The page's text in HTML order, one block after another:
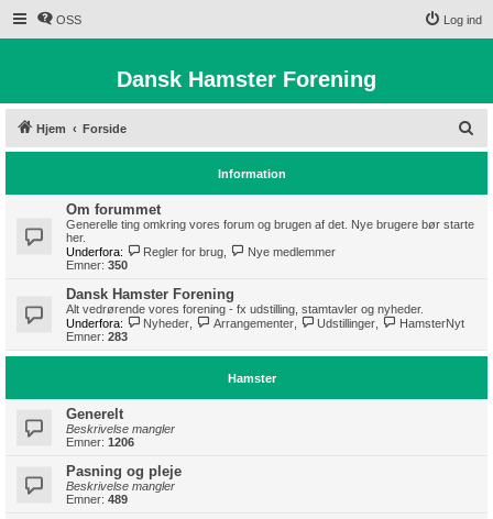
OSS Log ind
Dansk Hamster Forening
Hjem Forside
ø
Information
Om forummet
Generelle ting omkring vores forum og brugen af det. Nye brugere bør starte
her.
Underfora:
Regler for brug
Nye medlemmer
Emner: 350
Dansk Hamster Forening
Alt vedrørende vores forening - fx udstilling, stamtavler og nyheder.
Underfora:
Nyheder Arrangementer, Udstillinger
HamsterNyt
Emner: 283
Hamster
Generelt
Beskrivelse mangler
Emner: 1206
Pasning og pleje
Beskrivelse mangler
Emner: 489